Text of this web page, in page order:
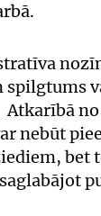
nebūt
bet